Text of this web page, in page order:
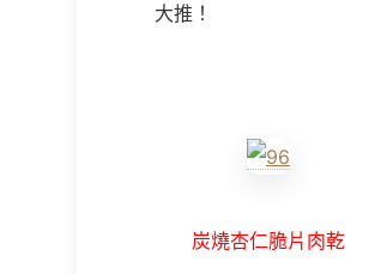
大推！
炭燒杏仁脆片肉乾